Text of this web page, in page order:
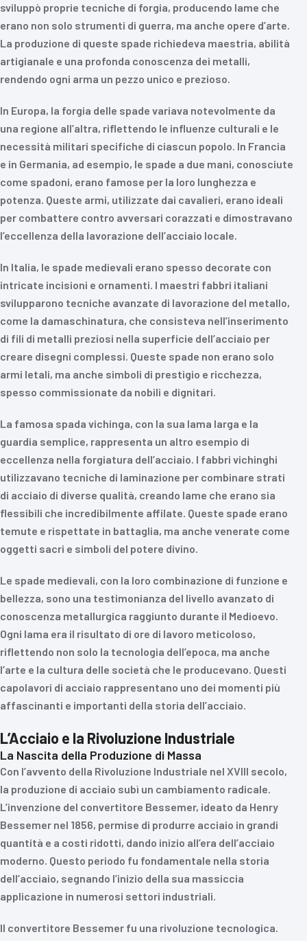
sviluppò proprie tecniche di forgia, producendo lame che
erano non solo strumenti di guerra, ma anche opere d’arte.
La produzione di queste spade richiedeva maestria, abilità
artigianale e una profonda conoscenza dei metalli,
rendendo ogni arma un pezzo unico e prezioso.
In Europa, la forgia delle spade variava notevolmente da
una regione all’altra, riflettendo le influenze culturali e le
necessità militari specifiche di ciascun popolo. In Francia
e in Germania, ad esempio, le spade a due mani, conosciute
come spadoni, erano famose per la loro lunghezza e
potenza. Queste armi, utilizzate dai cavalieri, erano ideali
per combattere contro avversari corazzati e dimostravano
l’eccellenza della lavorazione dell’acciaio locale.
In Italia, le spade medievali erano spesso decorate con
intricate incisioni e ornamenti. I maestri fabbri italiani
svilupparono tecniche avanzate di lavorazione del metallo,
come la damaschinatura, che consisteva nell’inserimento
di fili di metalli preziosi nella superficie dell’acciaio per
creare disegni complessi. Queste spade non erano solo
armi letali, ma anche simboli di prestigio e ricchezza,
spesso commissionate da nobili e dignitari.
La famosa spada vichinga, con la sua lama larga e la
guardia semplice, rappresenta un altro esempio di
eccellenza nella forgiatura dell’acciaio. I fabbri vichinghi
utilizzavano tecniche di laminazione per combinare strati
di acciaio di diverse qualità, creando lame che erano sia
flessibili che incredibilmente affilate. Queste spade erano
temute e rispettate in battaglia, ma anche venerate come
oggetti sacri e simboli del potere divino.
Le spade medievali, con la loro combinazione di funzione e
bellezza, sono una testimonianza del livello avanzato di
conoscenza metallurgica raggiunto durante il Medioevo.
Ogni lama era il risultato di ore di lavoro meticoloso,
riflettendo non solo la tecnologia dell’epoca, ma anche
l’arte e la cultura delle società che le producevano. Questi
capolavori di acciaio rappresentano uno dei momenti più
affascinanti e importanti della storia dell’acciaio.
L’Acciaio e la Rivoluzione Industriale
La Nascita della Produzione di Massa
Con l’avvento della Rivoluzione Industriale nel XVIII secolo,
la produzione di acciaio subì un cambiamento radicale.
L’invenzione del convertitore Bessemer, ideato da Henry
Bessemer nel 1856, permise di produrre acciaio in grandi
quantità e a costi ridotti, dando inizio all’era dell’acciaio
moderno. Questo periodo fu fondamentale nella storia
dell’acciaio, segnando l’inizio della sua massiccia
applicazione in numerosi settori industriali.
Il convertitore Bessemer fu una rivoluzione tecnologica.